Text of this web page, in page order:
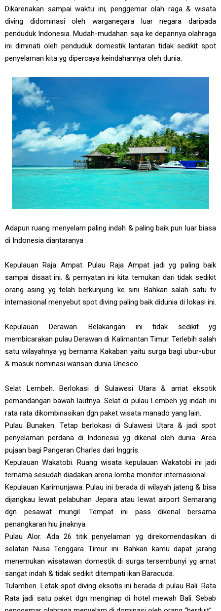
Dikarenakan sampai waktu ini, penggemar olah raga & wisata
diving didominasi oleh warganegara luar negara daripada
penduduk Indonesia. Mudah-mudahan saja ke depannya olahraga
ini diminati oleh penduduk domestik lantaran tidak sedikit spot
penyelaman kita yg dipercaya keindahannya oleh dunia.
Adapun ruang menyelam paling indah & paling baik pun luar biasa
di Indonesia diantaranya :
Kepulauan Raja Ampat. Pulau Raja Ampat jadi yg paling baik
sampai disaat ini. & pernyatan ini kita temukan dari tidak sedikit
orang asing yg telah berkunjung ke sini. Bahkan salah satu tv
internasional menyebut spot diving paling baik didunia di lokasi ini.
Kepulauan Derawan. Belakangan ini tidak sedikit yg
membicarakan pulau Derawan di Kalimantan Timur. Terlebih salah
satu wilayahnya yg bernama Kakaban yaitu surga bagi ubur-ubur
& masuk nominasi warisan dunia Unesco.
Selat Lembeh. Berlokasi di Sulawesi Utara & amat eksotik
pemandangan bawah lautnya. Selat di pulau Lembeh yg indah ini
rata rata dikombinasikan dgn paket wisata manado yang lain.
Pulau Bunaken. Tetap berlokasi di Sulawesi Utara & jadi spot
penyelaman perdana di Indonesia yg dikenal oleh dunia. Area
pujaan bagi Pangeran Charles dari Inggris.
Kepulauan Wakatobi. Ruang wisata kepulauan Wakatobi ini jadi
ternama sesudah diadakan arena lomba monitor internasional.
Kepulauan Karimunjawa. Pulau ini berada di wilayah jateng & bisa
dijangkau lewat pelabuhan Jepara atau lewat airport Semarang
dgn pesawat mungil. Tempat ini pass dikenal bersama
penangkaran hiu jinaknya.
Pulau Alor. Ada 26 titik penyelaman yg direkomendasikan di
selatan Nusa Tenggara Timur ini. Bahkan kamu dapat jarang
menemukan wisatawan domestik di surga tersembunyi yg amat
sangat indah & tidak sedikit ditempati ikan Baracuda.
Tulamben. Letak spot diving eksotis ini berada di pulau Bali. Rata
Rata jadi satu paket dgn menginap di hotel mewah Bali. Sebab